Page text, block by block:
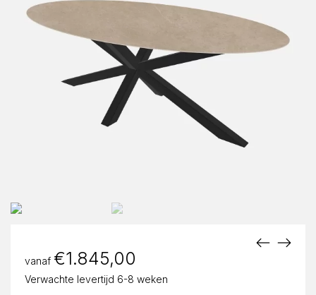
vanaf €1.845,00
Verwachte levertijd 6-8 weken